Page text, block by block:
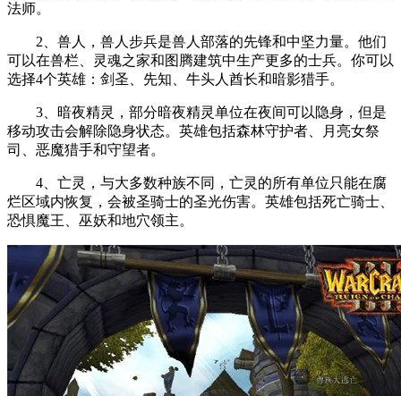
法师。
2、兽人，兽人步兵是兽人部落的先锋和中坚力量。他们
可以在兽栏、灵魂之家和图腾建筑中生产更多的士兵。你可以
选择4个英雄：剑圣、先知、牛头人酋长和暗影猎手。
3、暗夜精灵，部分暗夜精灵单位在夜间可以隐身，但是
移动攻击会解除隐身状态。英雄包括森林守护者、月亮女祭
司、恶魔猎手和守望者。
4、亡灵，与大多数种族不同，亡灵的所有单位只能在腐
烂区域内恢复，会被圣骑士的圣光伤害。英雄包括死亡骑士、
恐惧魔王、巫妖和地穴领主。